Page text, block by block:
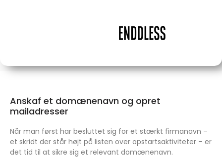
Anskaf et domænenavn og opret
mailadresser
Når man først har besluttet sig for et stærkt firmanavn –
et skridt der står højt på listen over opstartsaktiviteter – er
det tid til at sikre sig et relevant domænenavn.